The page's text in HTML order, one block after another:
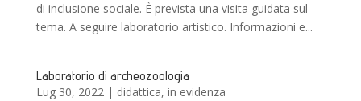
di inclusione sociale. È prevista una visita guidata sul
tema. A seguire laboratorio artistico. Informazioni e...
Laboratorio di archeozoologia
Lug 30, 2022| didattica, in evidenza